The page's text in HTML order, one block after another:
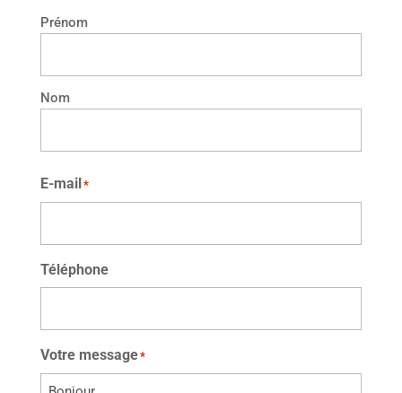
Prénom
Nom
E-mail *
Téléphone
Votre message*